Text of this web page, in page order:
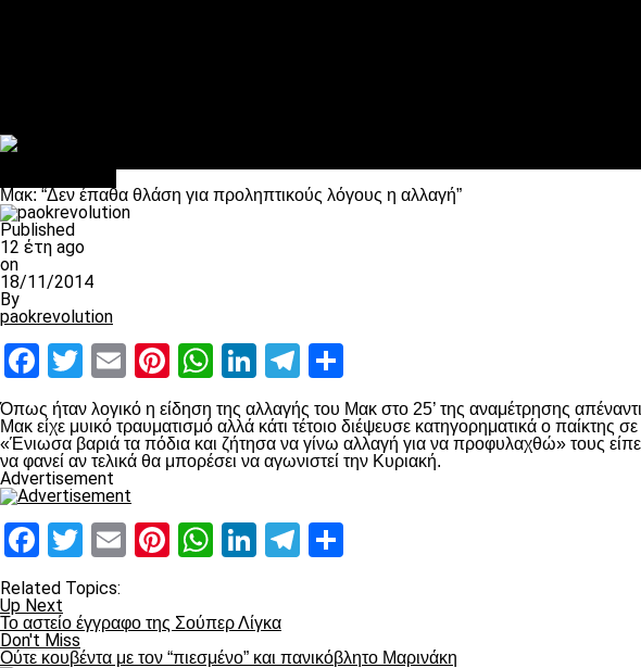
Μακ: “Δεν έπαθα θλάση για προληπτικούς λόγους η αλλαγή”
Published
12 έτη ago
on
18/11/2014
By
paokrevolution
Facebook
Twitter
EmailPinterest
WhatsApp
LinkedIn
Telegram
Όπως ήταν λογικό η είδηση της αλλαγής του Μακ στο 25’ της αναμέτρησης
Μακ είχε μυικό τραυματισμό αλλά κάτι τέτοιο διέψευσε κατηγορηματικά ο
«Ένιωσα βαριά τα πόδια και ζήτησα να γίνω αλλαγή για να προφυλαχθώ» τους
να φανεί αν τελικά θα μπορέσει να αγωνιστεί την Κυριακή.
Advertisement
Facebook
Twitter
EmailPinterest
WhatsApp
LinkedIn
Telegram
Related Topics:
Up Next
To αστείο έγγραφο της Σούπερ Λίγκα
Don't Miss
Ούτε κουβέντα με τον “πιεσμένο” και πανικόβλητο Μαρινάκη